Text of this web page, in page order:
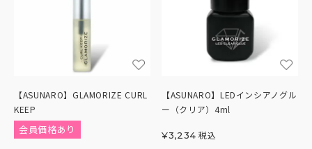
【ASUNARO】GLAMORIZE CURL
KEEP
会員価格あり
【ASUNARO】LEDインシアノグル
ー（クリア）4ml
¥3,234 税込